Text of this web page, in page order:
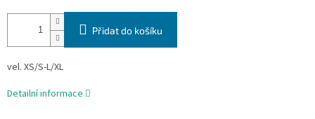
Přidat do košíku
vel. XS/S-L/XL
Detailní informace